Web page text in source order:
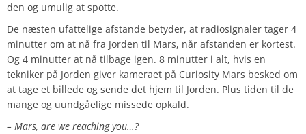
den og umulig at spotte.
De næsten ufattelige afstande betyder, at radiosignaler tager 4
minutter om at nå fra Jorden til Mars, når afstanden er kortest.
Og 4 minutter at nå tilbage igen. 8 minutter i alt, hvis en
tekniker på Jorden giver kameraet på Curiosity Mars besked om
at tage et billede og sende det hjem til Jorden. Plus tiden til de
mange og uundgåelige missede opkald.
– Mars, are we reaching you…?